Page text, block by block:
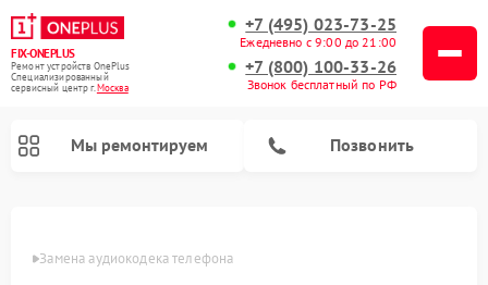
FIX-ONEPLUS
Ремонт устройств OnePlus
Специализированный
cервисный центр г.Москва
+7 (495) 023-73-25
Ежедневно с 9:00 до 21:00
+7 (800) 100-33-26
Звонок бесплатный по РФ
Мы ремонтируем Позвонить
Замена аудиокодека телефона